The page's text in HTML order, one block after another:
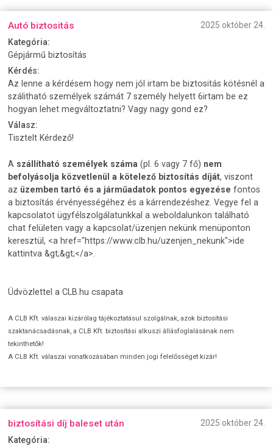
Autó biztositás
2025 október 24.
Kategória:
Gépjármű biztosítás
Kérdés:
Az lenne a kérdésem hogy nem jól irtam be biztositás kötésnél a
szálitható személyek számát 7 személy helyett 6irtam be ez
hogyan lehet megváltoztatni? Vagy nagy gond ez?
Válasz:
Tisztelt Kérdező!
A szállítható személyek száma (pl. 6 vagy 7 fő) nem
befolyásolja közvetlenül a kötelező biztosítás díját, viszont
az üzemben tartó és a járműadatok pontos egyezése fontos
a biztosítás érvényességéhez és a kárrendezéshez. Vegye fel a
kapcsolatot ügyfélszolgálatunkkal a weboldalunkon található
chat felületen vagy a kapcsolat/üzenjen nekünk menüponton
keresztül, <a href="https://www.clb.hu/uzenjen_nekunk">ide
kattintva &gt;&gt;</a>.
Üdvözlettel a CLB.hu csapata
A CLB Kft. válaszai kizárólag tájékoztatásul szolgálnak, azok biztosítási
szaktanácsadásnak, a CLB Kft. biztosítási alkuszi állásfoglalásának nem
tekinthetők!
A CLB Kft. válaszai vonatkozásában minden jogi felelősséget kizár!
biztosítási díj baleset után
2025 október 24.
Kategória: